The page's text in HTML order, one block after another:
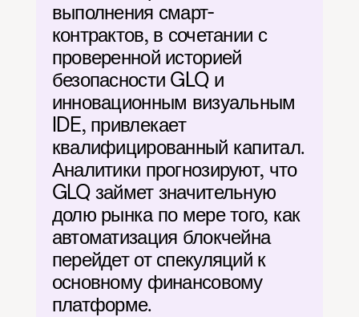
выполнения смарт-
контрактов, в сочетании с
проверенной историей
безопасности GLQ и
инновационным визуальным
IDE, привлекает
квалифицированный капитал.
Аналитики прогнозируют, что
GLQ займет значительную
долю рынка по мере того, как
автоматизация блокчейна
перейдет от спекуляций к
основному финансовому
платформе.